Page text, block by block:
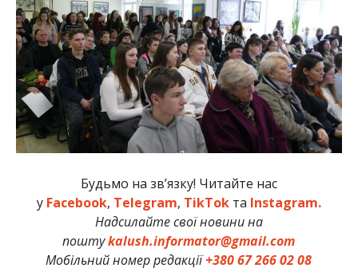
Будьмо на зв’язку! Читайте нас
у Facebook, Telegram, TikTokта Instagram.
Надсилайте свої новини на
поштуkalush.informator@gmail.com
Мобільний номер редакції+380 67 266 02 08